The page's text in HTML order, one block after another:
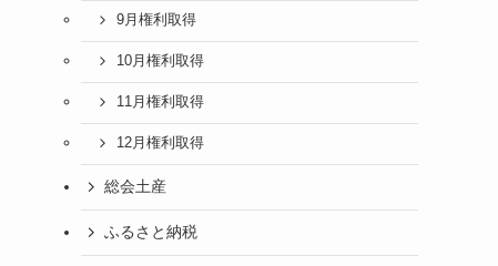
9月権利取得
10月権利取得
11月権利取得
12月権利取得
総会土産
ふるさと納税